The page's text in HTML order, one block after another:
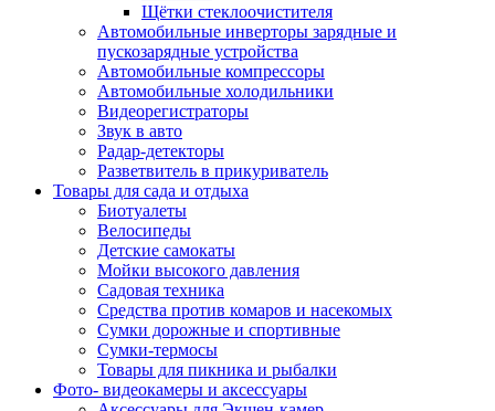
Щётки стеклоочистителя
Автомобильные инверторы зарядные и
пускозарядные устройства
Автомобильные компрессоры
Автомобильные холодильники
Видеорегистраторы
Звук в авто
Радар-детекторы
Разветвитель в прикуриватель
Товары для сада и отдыха
Биотуалеты
Велосипеды
Детские самокаты
Мойки высокого давления
Садовая техника
Средства против комаров и насекомых
Сумки дорожные и спортивные
Сумки-термосы
Товары для пикника и рыбалки
Фото- видеокамеры и аксессуары